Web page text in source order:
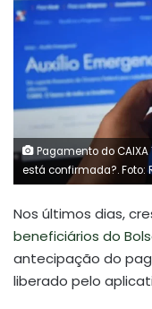
Pagamento do
está confirmada?. Foto:
Nos últimos dias,
beneficiários do
antecipação do
liberado pelo